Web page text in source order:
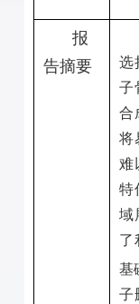
报
告摘要
选
子
合
将
难
特
域
了
基
子